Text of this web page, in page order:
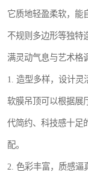
它质地轻盈柔软，能
不规则多边形等独特
满灵动气息与艺术格
1. 造型多样，设计灵
软膜吊顶可以根据展
代简约、科技感十足
配。
2. 色彩丰富，质感逼